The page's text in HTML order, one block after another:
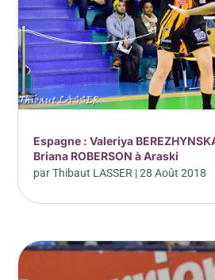
Espagne : Valeriya
Briana ROBERSON à Araski
parThibaut LASSER |28 Août 2018